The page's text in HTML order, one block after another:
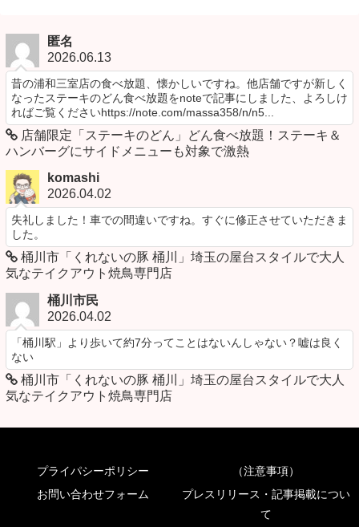
匿名
2026.06.13
昔の浦和三室店の食べ放題、懐かしいですね。他店舗ですが新しく
なったステーキのどん食べ放題をnoteで記事にしました、よろしけ
ればご覧くださいhttps://note.com/massa358/n/n5...
店舗限定「ステーキのどん」どん食べ放題！ステーキ＆
ハンバーグにサイドメニューも対象で激熱
komashi
2026.04.02
失礼しました！車での間違いですね。すぐに修正させていただきま
した。
桶川市「くれないの豚 桶川」埼玉の屋台スタイルで大人
気なテイクアウト焼鳥専門店
桶川市民
2026.04.02
「桶川駅」より歩いて約7分ってことはないんしゃない？嘘は良く
ない
桶川市「くれないの豚 桶川」埼玉の屋台スタイルで大人
気なテイクアウト焼鳥専門店
プライパシーポリシー
（注意事項）
お問い合わせフォーム
プレスリリース・記事掲載につい
て